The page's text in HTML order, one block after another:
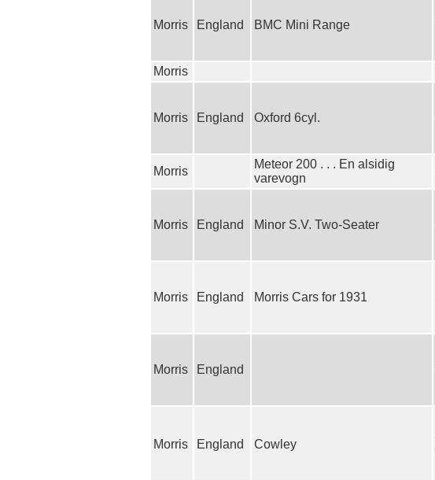
Morris England BMC Mini Range
Morris
Morris England Oxford 6cyl.
Morris
Meteor 200 . . . En alsidig
varevogn
Morris England Minor S.V. Two-Seater
Morris England Morris Cars for 1931
Morris England
Morris England Cowley